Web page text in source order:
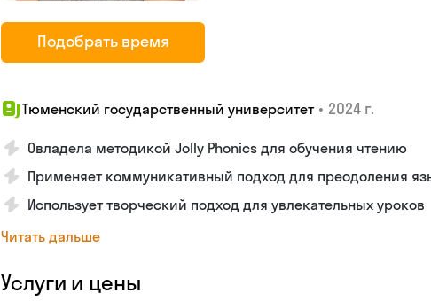
Подобрать время
Тюменский государственный университет • 2024 г.
Овладела методикой Jolly Phonics для обучения чтению
Применяет коммуникативный подход для преодоления
Использует творческий подход для увлекательных уроков
Читать дальше
Услуги и цены